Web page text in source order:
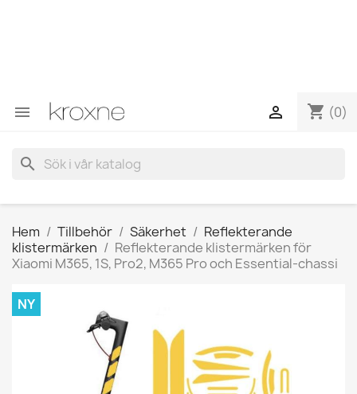
 shopping_cart (0)

search
Hem Tillbehör Säkerhet
Reflekterande
klistermärken
Reflekterande klistermärken för
Xiaomi M365, 1S, Pro2, M365 Pro och Essential-chassi
NY